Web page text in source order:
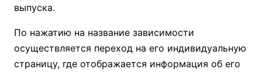
выпуска.
По нажатию на название зависимости
осуществляется переход на его индивидуальную
страницу, где отображается информация об его